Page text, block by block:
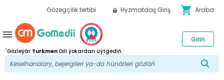
Gözegçilik tertibi Hyzmatdaş Giriş shopping_cart Araba
*Gözleýär Turkmen Dili ýokardan üýtgediň.
Giriň
menu